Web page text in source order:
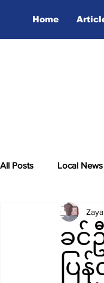
Home
All Posts Local News
Video
ခင်
ပ